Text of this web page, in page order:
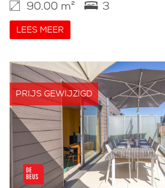
90.00 m² 3
LEES MEER
PRIJS GEWIJZIGD